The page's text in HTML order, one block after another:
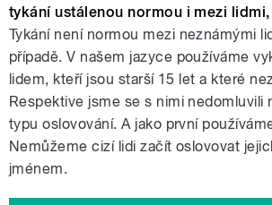
tykání ustálenou normou i mezi
Tykání není normou mezi neznámými
případě. V našem jazyce používáme
lidem, kteří jsou starší 15 let a které
Respektive jsme se s nimi nedomluvili
typu oslovování. A jako první
Nemůžeme cizí lidi začít oslovovat
jménem.